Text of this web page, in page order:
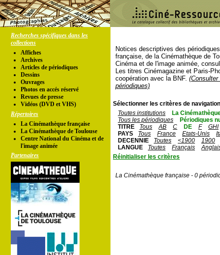
Recherches spécifiques dans les
collections
Affiches
Archives
Articles de périodiques
Dessins
Ouvrages
Photos en accés réservé
Revues de presse
Vidéos (DVD et VHS)
Répertoires
La Cinémathèque française
La Cinémathèque de Toulouse
Centre National du Cinéma et de
l'image animée
Partenaires
Notices descriptives des
française, de la Cinémathèque de
Cinéma et de l'image animée,
Les titres Cinémagazine et Paris-
coopération avec la BNF.
périodiques)
Sélectionner les critères de
Toutes institutions
La
Tous les périodiques
Périodiques
TITRE
Tous AB C DE F
GHI
PAYS
Tous France Etats-Unis
DECENNIE
Toutes <1900
1900
LANGUE
Toutes Français
Réinitialiser les critères
La Cinémathèque française - 0